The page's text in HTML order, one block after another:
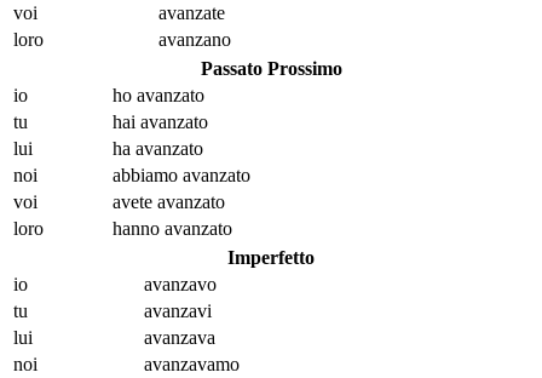
voi
avanzate
loro
avanzano
Passato Prossimo
io
ho avanzato
tu
hai avanzato
lui
ha avanzato
noi
abbiamo avanzato
voi
avete avanzato
loro
hanno avanzato
Imperfetto
io
avanzavo
tu
avanzavi
lui
avanzava
noi
avanzavamo